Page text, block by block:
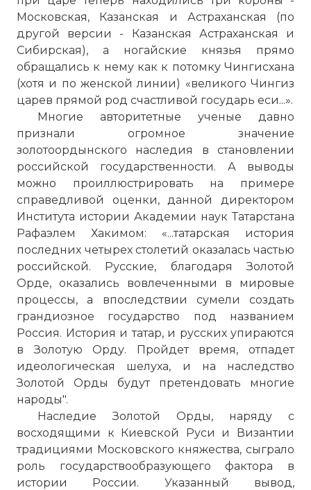
Московская, Казанская и Астраханская (по
другой версии - Казанская Астраханская и
Сибирская), а ногайские князья прямо
обращались к нему как к потомку Чингисхана
(хотя и по женской линии) «великого Чингиз
царев прямой род счастливой государь еси...».
Многие авторитетные ученые давно
признали огромное значение
золотоордынского наследия в становлении
российской государственности. А выводы
можно проиллюстрировать на примере
справедливой оценки, данной директором
Института истории Академии наук Татарстана
Рафаэлем Хакимом: «...татарская история
последних четырех столетий оказалась частью
российской. Русские, благодаря Золотой
Орде, оказались вовлеченными в мировые
процессы, а впоследствии сумели создать
грандиозное государство под названием
Россия. История и татар, и русских упираются
в Золотую Орду. Пройдет время, отпадет
идеологическая шелуха, и на наследство
Золотой Орды будут претендовать многие
народы".
Наследие Золотой Орды, наряду с
восходящими к Киевской Руси и Византии
традициями Московского княжества, сыграло
роль государствообразующего фактора в
истории России. Указанный вывод,